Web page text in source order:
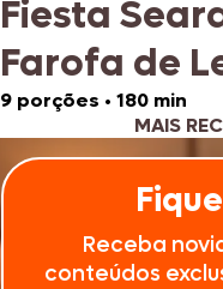
Fiesta
Farofa de
9 porções • 180 min
MAIS
Receba
conteúdos